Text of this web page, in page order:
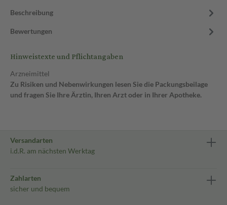
Beschreibung
Bewertungen
Hinweistexte und Pflichtangaben
Arzneimittel
Zu Risiken und Nebenwirkungen lesen Sie die Packungsbeilage
und fragen Sie Ihre Ärztin, Ihren Arzt oder in Ihrer Apotheke.
Versandarten
i.d.R. am nächsten Werktag
Zahlarten
sicher und bequem